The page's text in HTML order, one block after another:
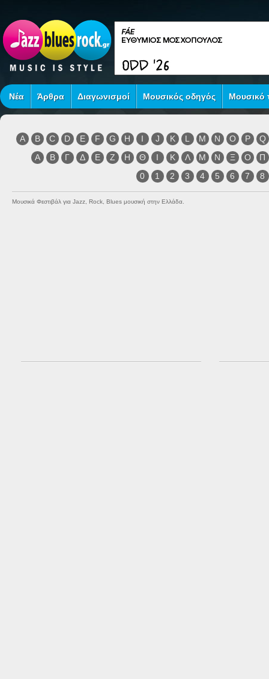
Νέα Άρθρα Διαγωνισμοί Μουσικός οδηγός Μουσικό
A B C D E F G H I J K L M N O P
Q
Α
Β Γ Δ Ε Ζ Η Θ Ι Κ Λ Μ Ν Ξ Ο
Π
0
1 2 3 4 5 6 7 8
Μουσικά Φεστιβάλ για Jazz, Rock, Blues μουσική στην Ελλάδα.